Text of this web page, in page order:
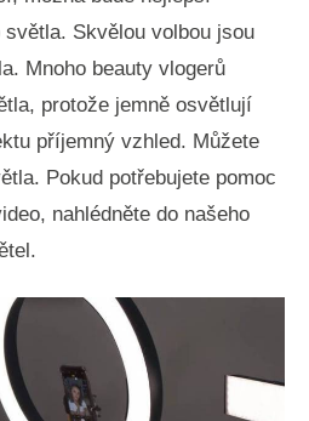
Skvělou volbou jsou
Mnoho beauty vlogerů
protože jemně osvětlují
příjemný vzhled. Můžete
Pokud potřebujete pomoc
nahlédněte do našeho